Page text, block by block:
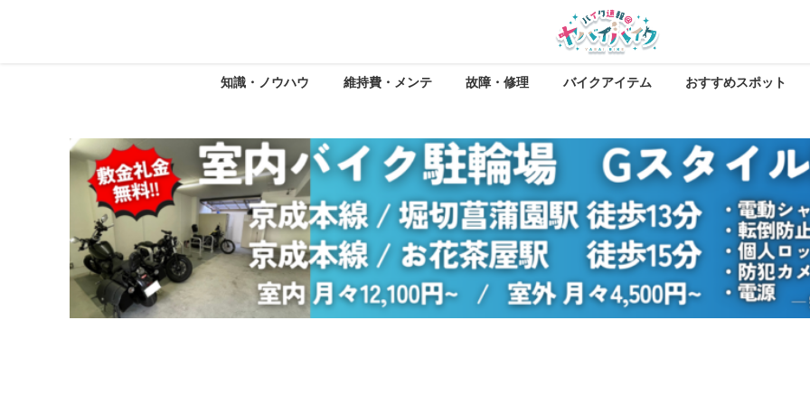
知識・ノウハウ 維持費・メンテ 故障・修理 バイクアイテム おすすめスポット